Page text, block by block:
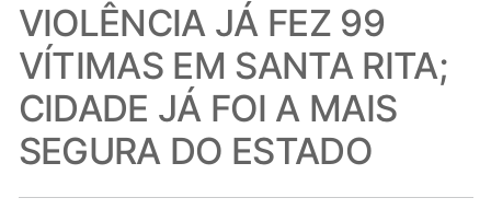
VIOLÊNCIA JÁ FEZ 99
VÍTIMAS EM SANTA RITA;
CIDADE JÁ FOI A MAIS
SEGURA DO ESTADO